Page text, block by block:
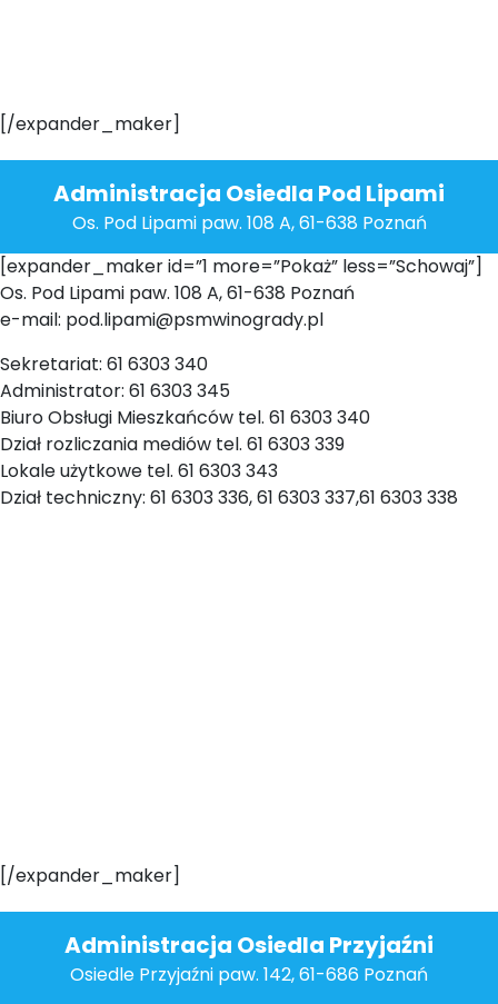
[/expander_maker]
Administracja Osiedla Pod Lipami
Os. Pod Lipami paw. 108 A, 61-638 Poznań
[expander_maker id=”1 more=”Pokaż” less=”Schowaj”]
Os. Pod Lipami paw. 108 A, 61-638 Poznań
e-mail: pod.lipami@psmwinogrady.pl
Sekretariat: 61 6303 340
Administrator: 61 6303 345
Biuro Obsługi Mieszkańców tel. 61 6303 340
Dział rozliczania mediów tel. 61 6303 339
Lokale użytkowe tel. 61 6303 343
Dział techniczny: 61 6303 336, 61 6303 337,61 6303 338
[/expander_maker]
Administracja Osiedla Przyjaźni
Osiedle Przyjaźni paw. 142, 61-686 Poznań